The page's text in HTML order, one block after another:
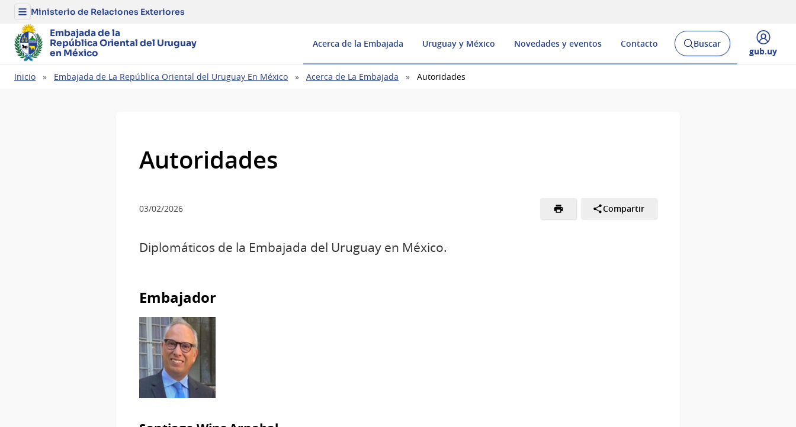
Menú
del
Ministerio
de
Relaciones
Exteriores
Ministerio de Relaciones Exteriores
Embajada de la
República Oriental del Uruguay
en México
Acerca de la Embajada Uruguay y México Novedades y eventos Contacto
Abrir
buscador
Buscar
Desplegar
gub.uy
Ruta
Inicio Embajada de La República Oriental del Uruguay En México Acerca de La Embajada Autoridades
Autoridades
03/02/2026 Compartir
Diplomáticos de la Embajada del Uruguay en México.
Embajador